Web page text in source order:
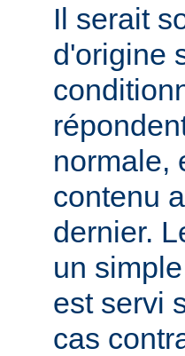
Il serait
d'origine
normale,
contenu
dernier.
un
est servi
cas